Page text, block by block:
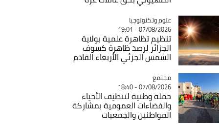
Catégorie
علوم وتكنولوجيا
07/08/2026 - 19:01
تنظيم تظاهرة علمية بولاية
الجزائر لرصد ظاهرة كسوف
الشمس الجزئي الأربعاء القادم
Catégorie
مجتمع
07/08/2026 - 18:40
حملة وطنية لتنظيف الأحياء
والفضاءات العمومية بمشاركة
المواطنين والجمعيات